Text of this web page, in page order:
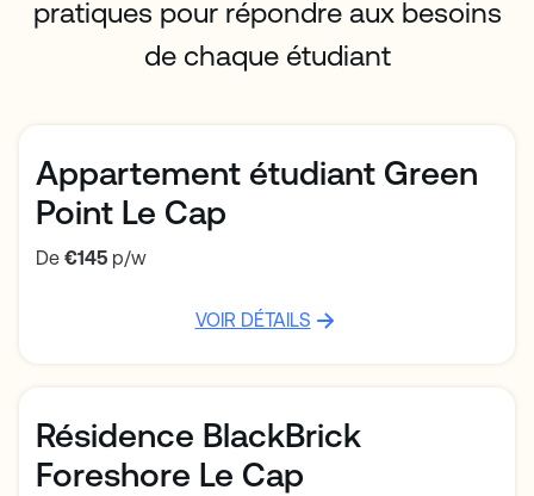
pratiques pour répondre aux besoins
de chaque étudiant
Appartement étudiant Green
Point Le Cap
De €145 p/w
VOIR DÉTAILS
Résidence BlackBrick
Foreshore Le Cap